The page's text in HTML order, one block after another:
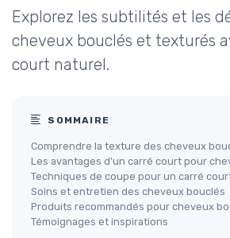
Explorez les subtilités et les
cheveux bouclés et texturés
court naturel.
SOMMAIRE
Comprendre la texture des cheveux
Les avantages d'un carré court pour
Techniques de coupe pour un carré
Soins et entretien des cheveux bouclés
Produits recommandés pour cheveux
Témoignages et inspirations